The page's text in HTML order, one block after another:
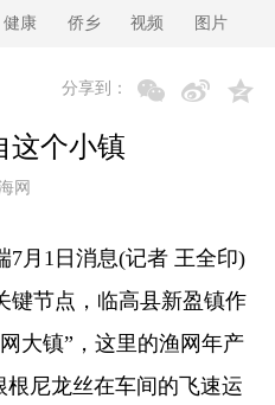
健康 侨乡 视频 图片
分享到：
这个小镇
网
1日消息(记者 王全印)
键节点，临高县新盈镇作
大镇”，这里的渔网年产
根尼龙丝在车间的飞速运